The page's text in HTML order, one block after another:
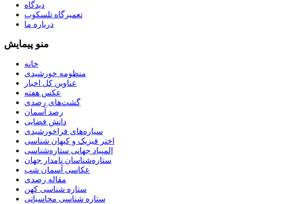
دیدگاه
تعمیرگاه تلسکوپ
درباره ما
منو پیمایش
خانه
منظومه خورشیدی
عناوین کل اخبار
عکس هفته
گشت‌های رصدی
رصد آسمان
دانش فضایی
سیاره‌های فراخورشیدی
اختر فیزیک و کیهان شناسی
المپیاد جهانی ستاره‌شناسی
ستاره‌شناسان نامدار جهان
عکاسی آسمان شب
مقاله رصدی
ستاره شناسی کهن
ستاره شناسی محاسباتی